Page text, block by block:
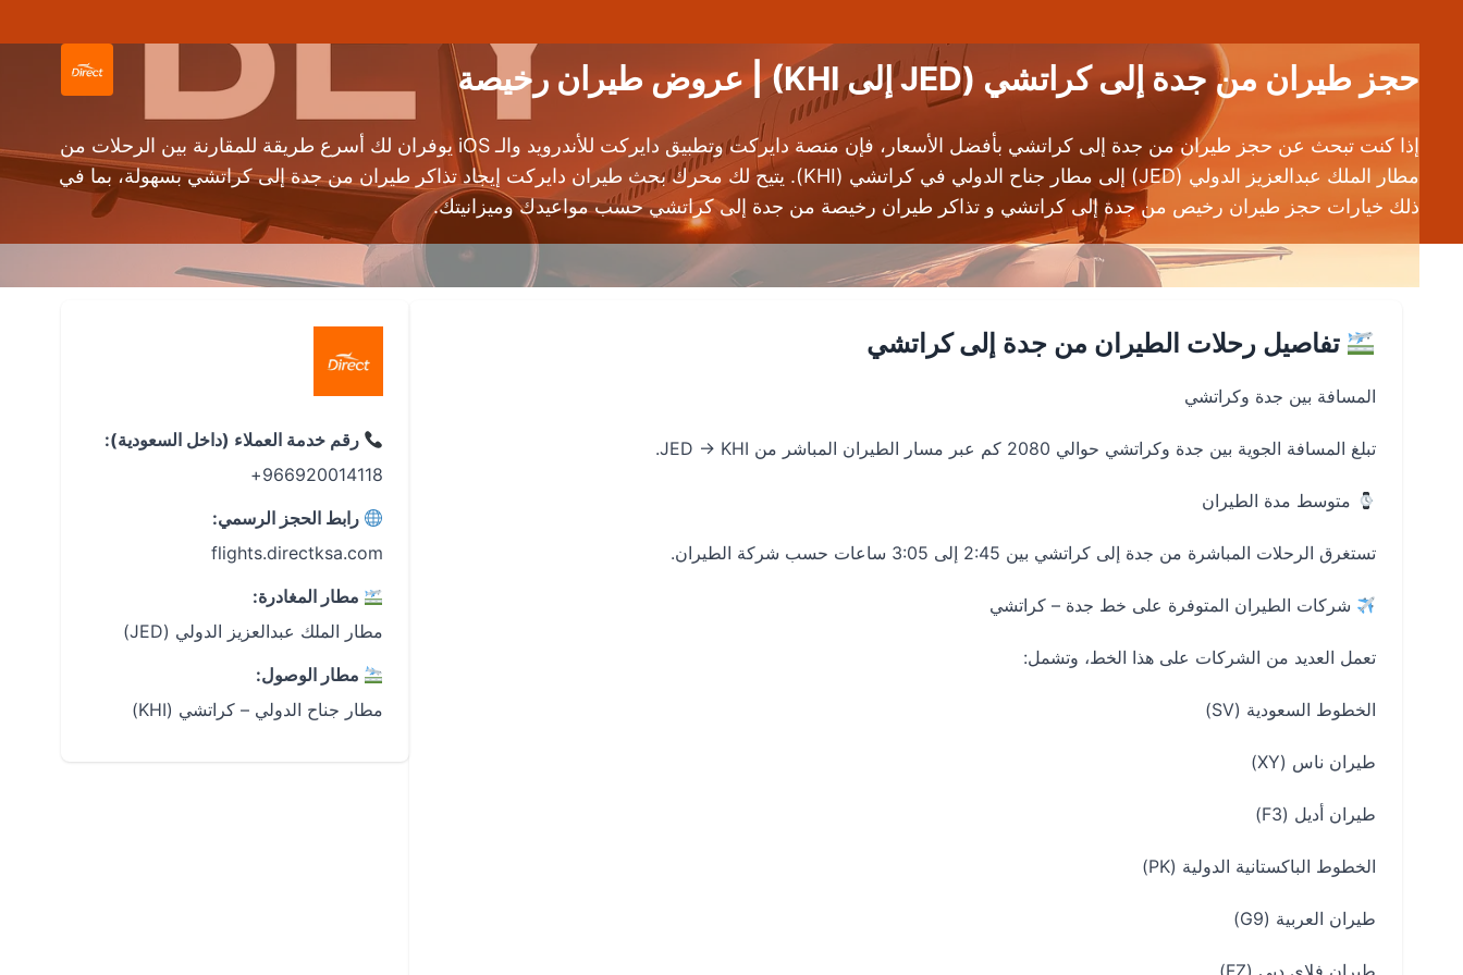
حجز طيران من جدة إلى كراتشي (JED إلى KHI) | عروض طيران رخيصة
إذا كنت تبحث عن حجز طيران من جدة إلى كراتشي بأفضل الأسعار، فإن منصة دايركت وتطبيق دايركت للأندرويد والـ iOS يوفران لك أسرع طريقة للمقارنة بين الرحلات من
مطار الملك عبدالعزيز الدولي (JED) إلى مطار جناح الدولي في كراتشي (KHI). يتيح لك محرك بحث طيران دايركت إيجاد تذاكر طيران من جدة إلى كراتشي بسهولة، بما في
ذلك خيارات حجز طيران رخيص من جدة إلى كراتشي و تذاكر طيران رخيصة من جدة إلى كراتشي حسب مواعيدك وميزانيتك.
تفاصيل رحلات الطيران من جدة إلى كراتشي
المسافة بين جدة وكراتشي
تبلغ المسافة الجوية بين جدة وكراتشي حوالي 2080 كم عبر مسار الطيران المباشر من JED → KHI.
متوسط مدة الطيران
تستغرق الرحلات المباشرة من جدة إلى كراتشي بين 2:45 إلى 3:05 ساعات حسب شركة الطيران.
شركات الطيران المتوفرة على خط جدة – كراتشي
تعمل العديد من الشركات على هذا الخط، وتشمل:
الخطوط السعودية (SV)
طيران ناس (XY)
طيران أديل (F3)
الخطوط الباكستانية الدولية (PK)
طيران العربية (G9)
طيران فلاي دبي (FZ)
رقم خدمة العملاء (داخل السعودية):
966920014118+
رابط الحجز الرسمي:
flights.directksa.com
مطار المغادرة:
مطار الملك عبدالعزيز الدولي (JED)
مطار الوصول:
مطار جناح الدولي – كراتشي (KHI)